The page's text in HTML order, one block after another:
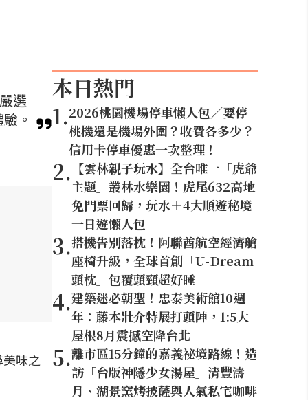
選
。
味之
本日熱門
1.2026桃園機場停車懶人包／要停
桃機還是機場外圍？收費各多少？
信用卡停車優惠一次整理！
2. 【雲林親子玩水】全台唯一「虎爺
主題」叢林水樂園！虎尾632高地
免門票回歸，玩水＋4大順遊秘境
一日遊懶人包
3.搭機告別落枕！阿聯酋航空經濟艙
座椅升級，全球首創「U-Dream
頭枕」包覆頭頸超好睡
4.建築迷必朝聖！忠泰美術館10週
年：藤本壯介特展打頭陣，1:5大
屋根8月震撼空降台北
5.離市區15分鐘的嘉義祕境路線！造
訪「台版神隱少女湯屋」清豐濤
月、湖景窯烤披薩與人氣私宅咖啡